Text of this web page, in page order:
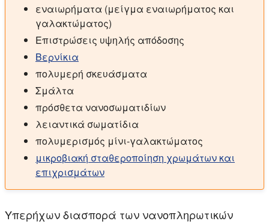
εναιωρήματα (μείγμα εναιωρήματος και
γαλακτώματος)
Επιστρώσεις υψηλής απόδοσης
Βερνίκια
πολυμερή σκευάσματα
Σμάλτα
πρόσθετα νανοσωματιδίων
λειαντικά σωματίδια
πολυμερισμός μίνι-γαλακτώματος
μικροβιακή σταθεροποίηση χρωμάτων και
επιχρισμάτων
Υπερήχων διασπορά των νανοπληρωτικών